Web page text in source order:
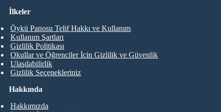
Hakkında
Hakkımızda
İlkeler
Öykü Panosu Telif Hakkı ve Kullanım
Kullanım Şartları
Gizlilik Politikası
Okullar ve Öğrenciler İçin Gizlilik ve Güvenlik
Ulaşılabilirlik
Gizlilik Seçenekleriniz